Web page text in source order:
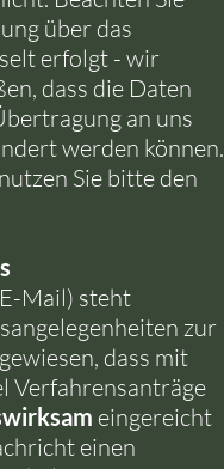
über das
erfolgt - wir
dass die Daten
an uns
werden können.
Sie bitte den
Mail) steht
zur
dass mit
Verfahrensanträge
eingereicht
einen